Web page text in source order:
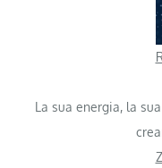
La sua energia, la